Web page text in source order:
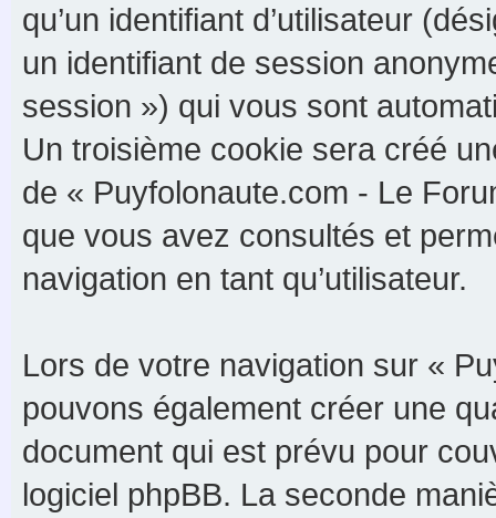
qu’un identifiant d’utilisateur
un identifiant de session
session ») qui vous sont
Un troisième cookie sera créé
de « Puyfolonaute.com - Le
que vous avez consultés et
navigation en tant qu’utilisateur.
Lors de votre navigation sur «
pouvons également créer une
document qui est prévu pour
logiciel phpBB. La seconde